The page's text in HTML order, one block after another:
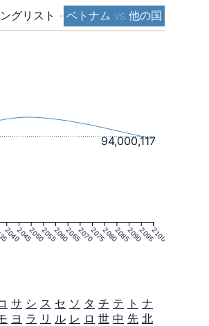
グリスト - ベトナム vs 他の国
2040204520502055206020652070207520802085209020952100
94,000,117
サ シ ス セ ソ タ チ テ ト ナ
ヨ ラ リ ル レ ロ 世 中 先 北